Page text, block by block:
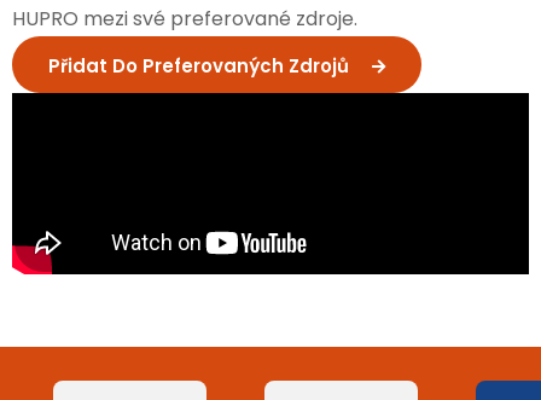
HUPRO mezi své preferované zdroje.
Přidat Do Preferovaných Zdrojů